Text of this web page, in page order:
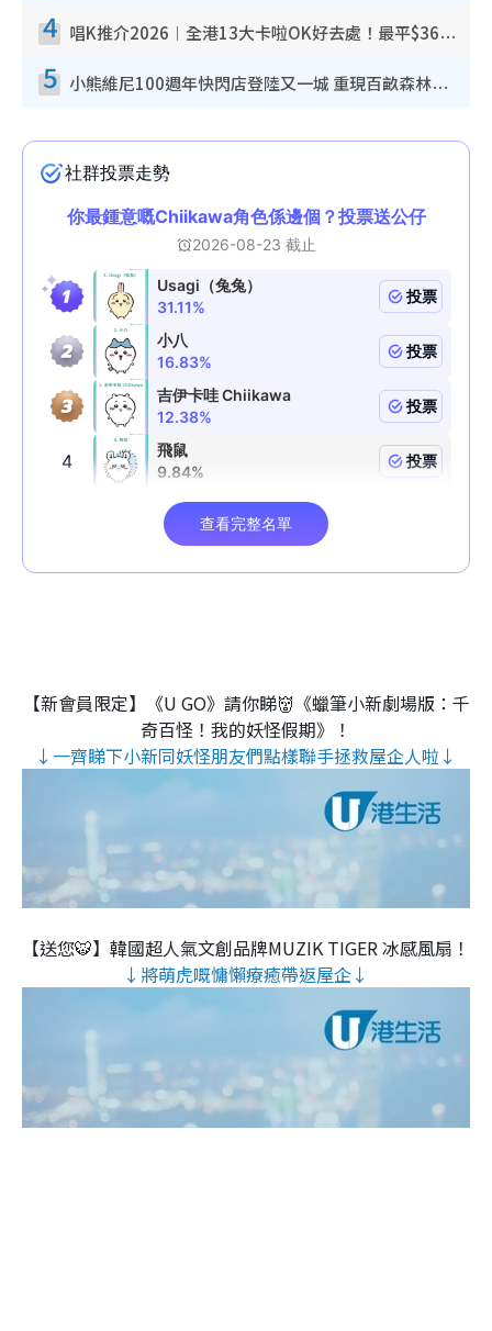
4 唱K推介2026︱全港13大卡啦OK好去處！最平$36起 日文K都有！(附地址+收費詳情)
5 小熊維尼100週年快閃店登陸又一城 重現百畝森林經典場景／獨家限定盲盒登場／專屬DIY香水
【新會員限定】《U GO》請你睇👹《蠟筆小新劇場版：千
奇百怪！我的妖怪假期》！
↓一齊睇下小新同妖怪朋友們點樣聯手拯救屋企人啦↓
【送您🐯】韓國超人氣文創品牌MUZIK TIGER 冰感風扇！
↓將萌虎嘅慵懶療癒帶返屋企↓